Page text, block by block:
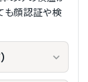
も顔認証や検